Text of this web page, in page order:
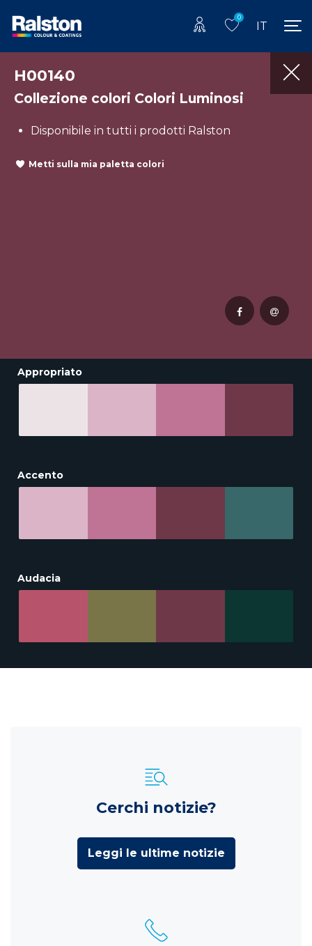
0
IT
H00140
Collezione colori Colori Luminosi
Disponibile in tutti i prodotti Ralston
Metti sulla mia paletta colori
Appropriato
Accento
Audacia
Cerchi notizie?
Leggi le ultime notizie